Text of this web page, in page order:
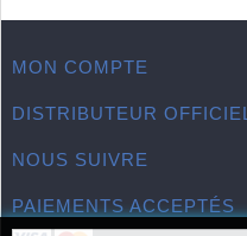
MON COMPTE
DISTRIBUTEUR OFFICIEL
NOUS SUIVRE
PAIEMENTS ACCEPTÉS